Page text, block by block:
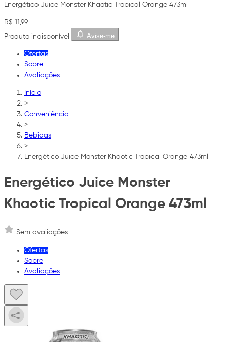
Energético Juice Monster Khaotic Tropical Orange 473ml
R$ 11,99
Produto indisponível
Avise-me
Ofertas
Sobre
Avaliações
Início
>
Conveniência
>
Bebidas
>
Energético Juice Monster Khaotic Tropical Orange 473ml
Energético Juice Monster
Khaotic Tropical Orange 473ml
Sem avaliações
Ofertas
Sobre
Avaliações